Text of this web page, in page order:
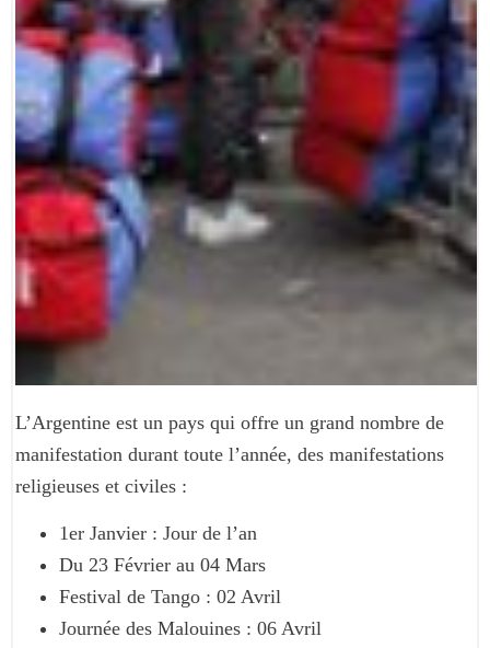
L’Argentine est un pays qui offre un grand nombre de
manifestation durant toute l’année, des manifestations
religieuses et civiles :
1er Janvier : Jour de l’an
Du 23 Février au 04 Mars
Festival de Tango : 02 Avril
Journée des Malouines : 06 Avril